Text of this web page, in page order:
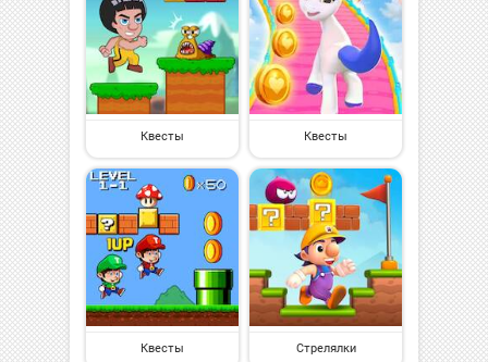
Квесты Квесты
Квесты Стрелялки